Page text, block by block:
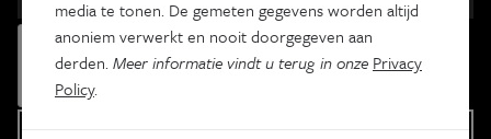
media te tonen. De gemeten gegevens worden altijd
anoniem verwerkt en nooit doorgegeven aan
derden.Meer informatie vindt u terug in onze Privacy
Policy.